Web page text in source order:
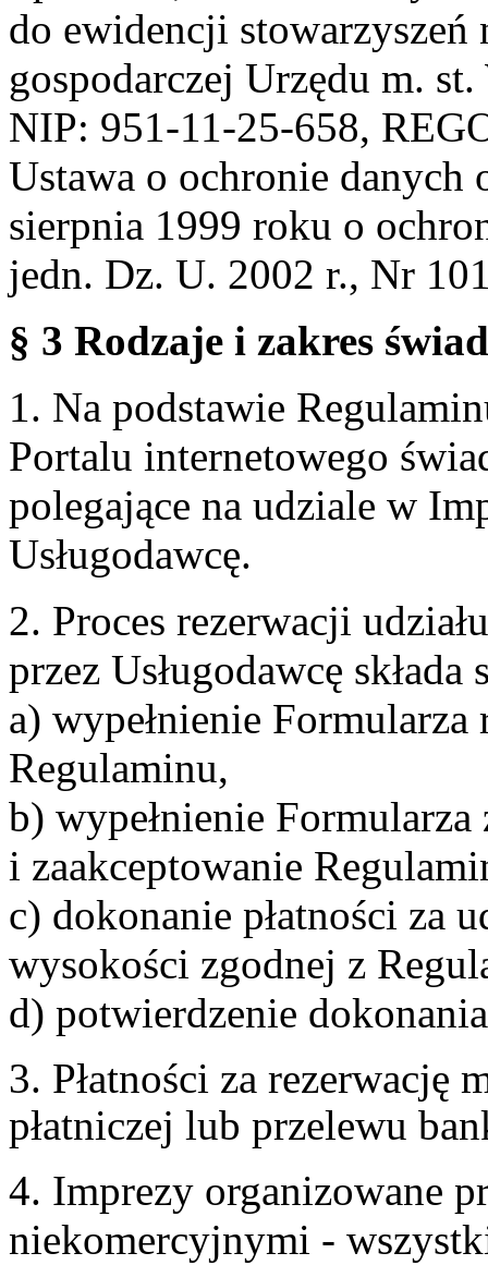
do ewidencji stowarzyszeń
gospodarczej Urzędu m.
NIP: 951-11-25-658,
Ustawa o ochronie danych
sierpnia 1999 roku o
jedn. Dz. U. 2002 r., Nr
§ 3 Rodzaje i zakres
1. Na podstawie
Portalu internetowego
polegające na udziale w
Usługodawcę.
2. Proces rezerwacji
przez Usługodawcę
a) wypełnienie
Regulaminu,
b) wypełnienie Formularza
i zaakceptowanie
c) dokonanie płatności za
wysokości zgodnej z
d) potwierdzenie
3. Płatności za rezerwację
płatniczej lub przelewu
4. Imprezy organizowane
niekomercyjnymi -